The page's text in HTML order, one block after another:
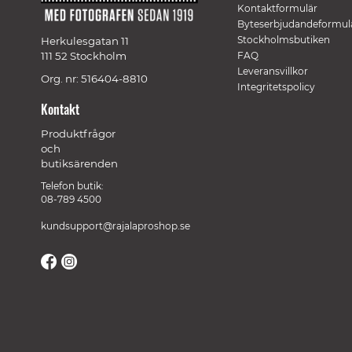
Herkulesgatan 11
111 52 Stockholm
Org. nr: 516404-8810
Kontakt
Produktfrågor
och
butiksärenden
Telefon butik:
08-789 4500
kundsupport@rajalaproshop.se
Kontaktformulär
Stockholmsbutiken
FAQ
Leveransvillkor
Integritetspolicy